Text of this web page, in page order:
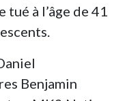
à l’âge de 41
Benjamin